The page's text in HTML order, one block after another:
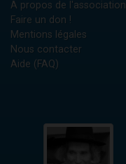
A propos de l'association
Faire un don !
Mentions légales
Nous contacter
Aide (FAQ)